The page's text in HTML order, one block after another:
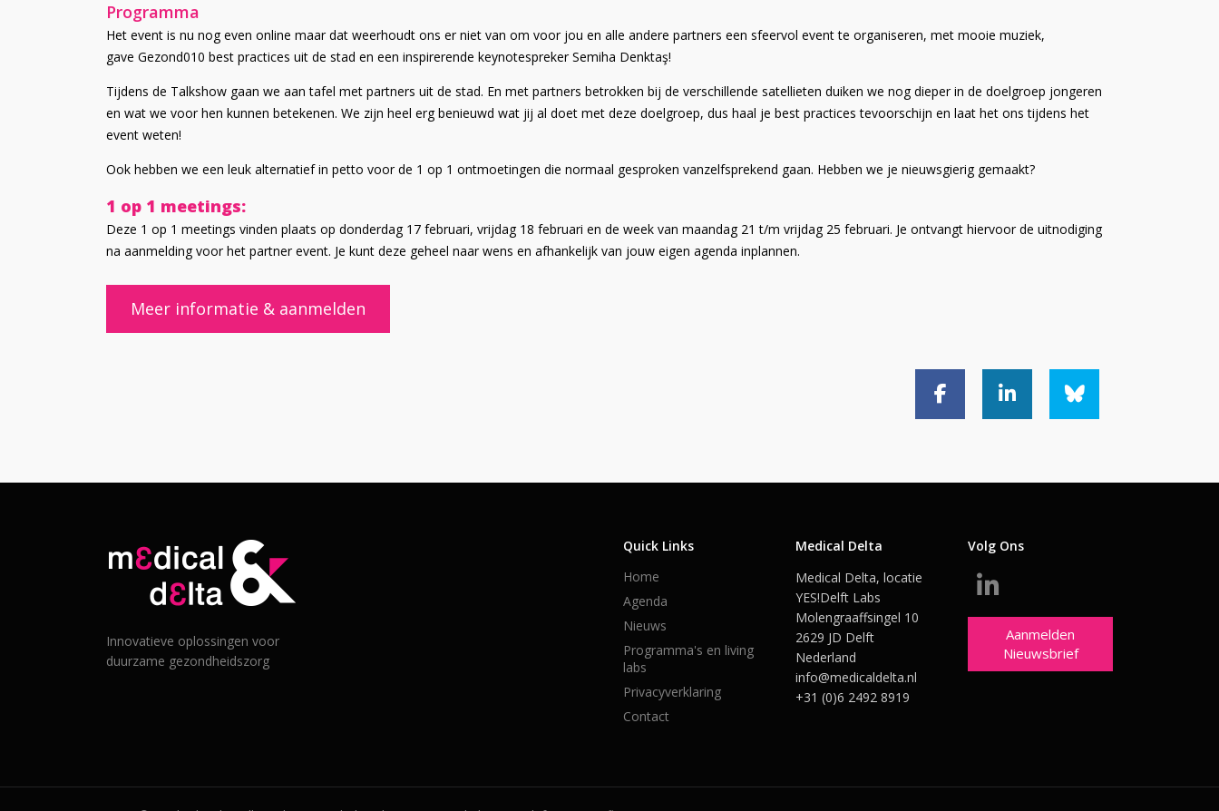
Programma
Het event is nu nog even online maar dat weerhoudt ons er niet van om voor jou en alle andere partners een sfeervol event te organiseren, met mooie muziek,
gave Gezond010 best practices uit de stad en een inspirerende keynotespreker Semiha Denktaş!
Tijdens de Talkshow gaan we aan tafel met partners uit de stad. En met partners betrokken bij de verschillende satellieten duiken we nog dieper in de doelgroep jongeren
en wat we voor hen kunnen betekenen. We zijn heel erg benieuwd wat jij al doet met deze doelgroep, dus haal je best practices tevoorschijn en laat het ons tijdens het
event weten!
Ook hebben we een leuk alternatief in petto voor de 1 op 1 ontmoetingen die normaal gesproken vanzelfsprekend gaan. Hebben we je nieuwsgierig gemaakt?
1 op 1 meetings:
Deze 1 op 1 meetings vinden plaats op donderdag 17 februari, vrijdag 18 februari en de week van maandag 21 t/m vrijdag 25 februari. Je ontvangt hiervoor de uitnodiging
na aanmelding voor het partner event. Je kunt deze geheel naar wens en afhankelijk van jouw eigen agenda inplannen.
Meer informatie & aanmelden
Innovatieve oplossingen voor
duurzame gezondheidszorg
Quick Links
Home
Agenda
Nieuws
Programma's en living
labs
Privacyverklaring
Contact
Medical Delta
Medical Delta, locatie
YES!Delft Labs
Molengraaffsingel 10
2629 JD Delft
Nederland
info@medicaldelta.nl
+31 (0)6 2492 8919
Volg Ons
Aanmelden
Nieuwsbrief